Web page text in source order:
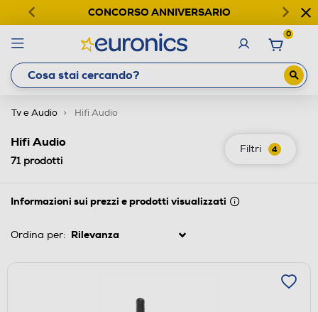
CONCORSO ANNIVERSARIO
0
Tv e Audio Hifi Audio
Filtri 4
Hifi Audio
71prodotti
Informazioni sui prezzi e prodotti visualizzati
Ordina per: